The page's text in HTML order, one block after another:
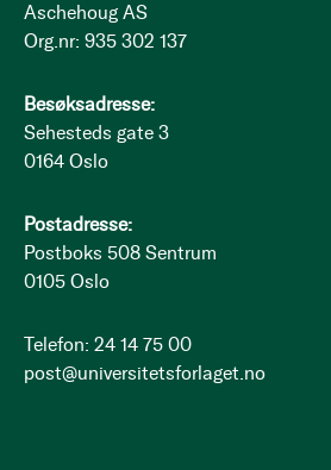
Aschehoug AS
Org.nr: 935 302 137
Besøksadresse:
Sehesteds gate 3
0164 Oslo
Postadresse:
Postboks 508 Sentrum
0105 Oslo
Telefon: 24 14 75 00
post@universitetsforlaget.no